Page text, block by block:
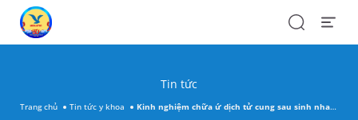
SearchOpen
Tin tức
Trang chủ Tin tức y khoa Kinh nghiệm chữa ứ dịch tử cung sau sinh nhanh chóng, an toàn